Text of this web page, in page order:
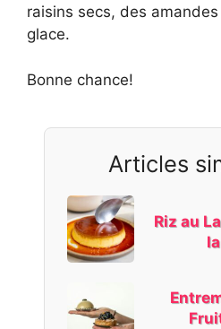
raisins secs, des
glace.
Bonne chance!
Articles
Riz au